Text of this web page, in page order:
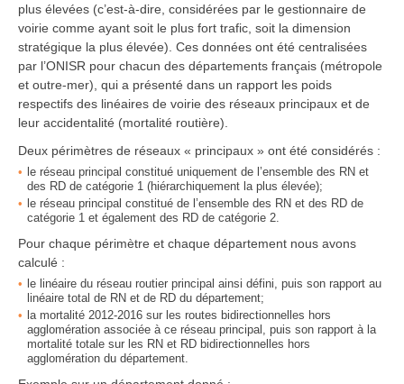
plus élevées (c’est-à-dire, considérées par le gestionnaire de
voirie comme ayant soit le plus fort trafic, soit la dimension
stratégique la plus élevée). Ces données ont été centralisées
par l’ONISR pour chacun des départements français (métropole
et outre-mer), qui a présenté dans un rapport les poids
respectifs des linéaires de voirie des réseaux principaux et de
leur accidentalité (mortalité routière).
Deux périmètres de réseaux « principaux » ont été considérés :
le réseau principal constitué uniquement de l’ensemble des RN et
des RD de catégorie 1 (hiérarchiquement la plus élevée);
le réseau principal constitué de l’ensemble des RN et des RD de
catégorie 1 et également des RD de catégorie 2.
Pour chaque périmètre et chaque département nous avons
calculé :
le linéaire du réseau routier principal ainsi défini, puis son rapport au
linéaire total de RN et de RD du département;
la mortalité 2012-2016 sur les routes bidirectionnelles hors
agglomération associée à ce réseau principal, puis son rapport à la
mortalité totale sur les RN et RD bidirectionnelles hors
agglomération du département.